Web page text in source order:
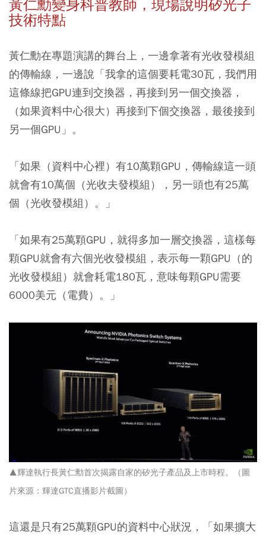
黃仁勳變身科普教師，現場說明矽光子
技術特點
黃仁勳在專題演講的舞台上，一邊拿著有光收發模組
的傳輸線，一邊說「我拿的這個要耗電30瓦，我們用
這條線把GPU連到交換器，再接到另一個交換器，
（如果資料中心很大）再接到下個交換器，最後接到
另一個GPU」。
「如果（資料中心裡）有10萬顆GPU，傳輸線這一頭
就會有10萬個（光收夫發模組），另一頭也有25萬
個（光收發模組）。」
「如果有25萬顆GPU，就得多加一層交換器，這樣每
顆GPU就會有六個光收發模組，表示每一顆GPU（的
光收發模組）就會耗電180瓦，意味每顆GPU需要
6000美元（電費）。」
▲輝達執行長黃仁勳首次揭露自家的矽光子產品及上市時程。
（圖
片來源：輝達GTC直播影片截圖）
這還是只有25萬顆GPU的資料中心狀況，「如果擴大